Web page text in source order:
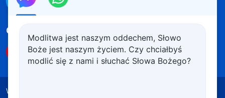
Obserwuj nas
Warunki korzystania
Modlitwa jest naszym oddechem, Słowo
Boże jest naszym życiem. Czy chciałbyś
modlić się z nami i słuchać Słowa Bożego?